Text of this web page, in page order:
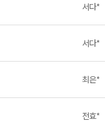
서다*
서다*
최은*
전효*